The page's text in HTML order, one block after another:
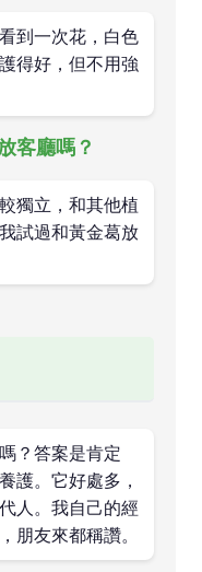
到一次花，白色
得好，但不用強
客廳嗎？
獨立，和其他植
試過和黃金葛放
？答案是肯定
護。它好處多，
人。我自己的經
朋友來都稱讚。